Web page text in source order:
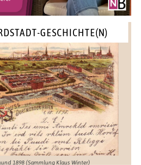
GESCHICHTE(N)
1898 (Sammlung Klaus Winter)